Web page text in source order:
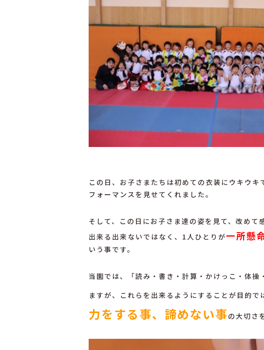
この日、お子さまたちは初めての衣装にウキウ
フォーマンスを見せてくれました。
そして、この日にお子さま達の姿を見て、改めて
出来る出来ないではなく、1人ひとりが一所懸
いう事です。
当園では、 「読み・書き・計算・かけっこ・体操
ますが、これらを出来るようにすることが目的で
力をする事、諦めない事の大切さ